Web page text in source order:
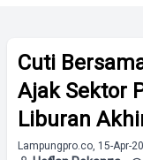
Cuti
Ajak Sektor
Liburan
Lampungpro.co, 15-Apr-